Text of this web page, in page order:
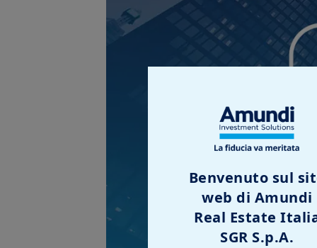
Benvenuto sul
web di Amundi
Real Estate
SGR S.p.A.